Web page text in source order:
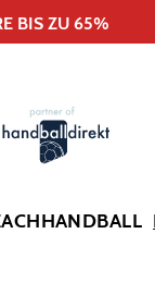
BIS ZU 65%